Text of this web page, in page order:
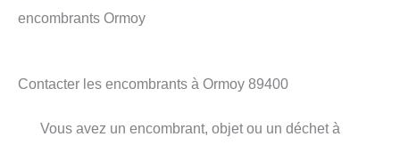
encombrants Ormoy
Contacter les encombrants à Ormoy 89400
Vous avez un encombrant, objet ou un déchet à